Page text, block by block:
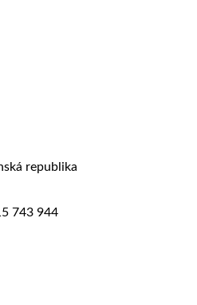
republika
743 944